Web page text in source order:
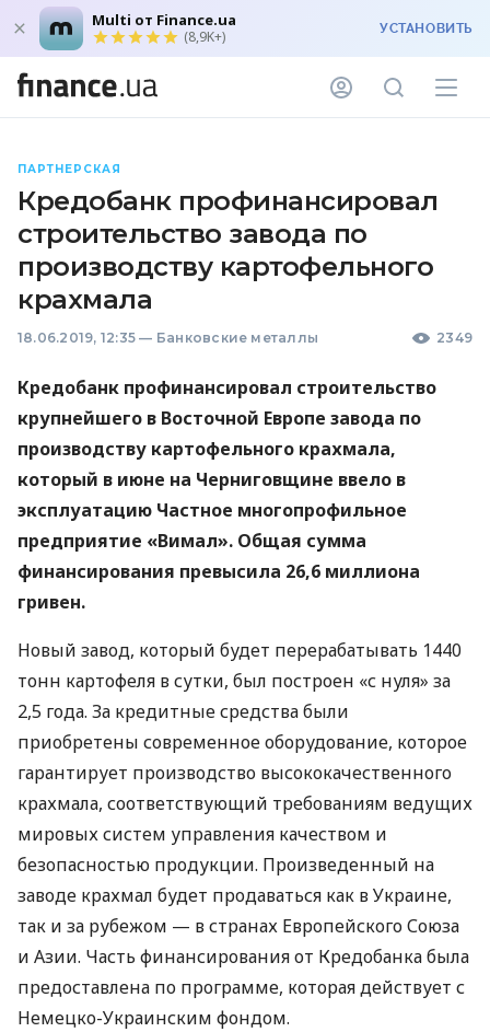
Multi от Finance.ua
(8,9K+) УСТАНОВИТЬ
ПАРТНЕРСКАЯ
Кредобанк профинансировал
строительство завода по
производству картофельного
крахмала
18.06.2019, 12:35 — Банковские металлы 2349
Кредобанк профинансировал строительство
крупнейшего в Восточной Европе завода по
производству картофельного крахмала,
который в июне на Черниговщине ввело в
эксплуатацию Частное многопрофильное
предприятие «Вимал». Общая сумма
финансирования превысила 26,6 миллиона
гривен.
Новый завод, который будет перерабатывать 1440
тонн картофеля в сутки, был построен «с нуля» за
2,5 года. За кредитные средства были
приобретены современное оборудование, которое
гарантирует производство высококачественного
крахмала, соответствующий требованиям ведущих
мировых систем управления качеством и
безопасностью продукции. Произведенный на
заводе крахмал будет продаваться как в Украине,
так и за рубежом — в странах Европейского Союза
и Азии. Часть финансирования от Кредобанка была
предоставлена ​​по программе, которая действует с
Немецко-Украинским фондом.